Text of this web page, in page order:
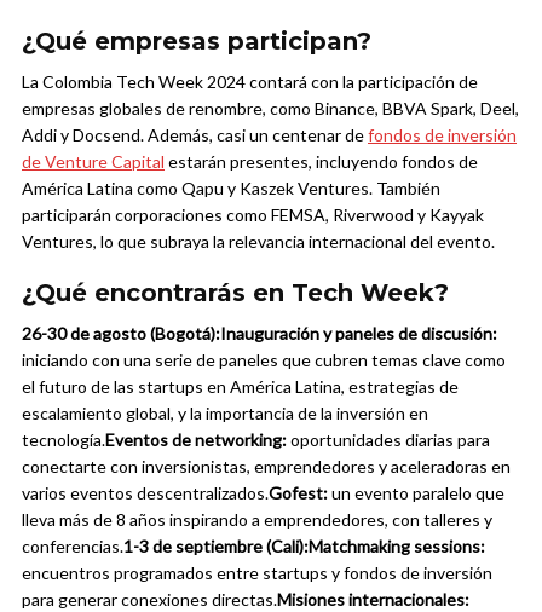
¿Qué empresas participan?
La Colombia Tech Week 2024 contará con la participación de
empresas globales de renombre, como Binance, BBVA Spark, Deel,
Addi y Docsend. Además, casi un centenar defondos de inversión
de Venture Capital estarán presentes, incluyendo fondos de
América Latina como Qapu y Kaszek Ventures. También
participarán corporaciones como FEMSA, Riverwood y Kayyak
Ventures, lo que subraya la relevancia internacional del evento.
¿Qué encontrarás en Tech Week?
26-30 de agosto (Bogotá):Inauguración y paneles de discusión:
iniciando con una serie de paneles que cubren temas clave como
el futuro de las startups en América Latina, estrategias de
escalamiento global, y la importancia de la inversión en
tecnología.Eventos de networking:oportunidades diarias para
conectarte con inversionistas, emprendedores y aceleradoras en
varios eventos descentralizados.Gofest:un evento paralelo que
lleva más de 8 años inspirando a emprendedores, con talleres y
conferencias.1-3 de septiembre (Cali):Matchmaking sessions:
encuentros programados entre startups y fondos de inversión
para generar conexiones directas.Misiones internacionales: